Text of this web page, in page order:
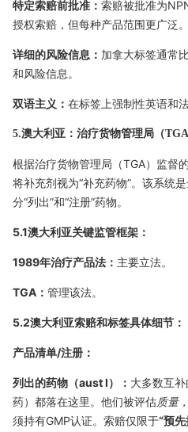
特定索赔前批准： 索赔被批准为
授权索赔，但每种产品范围更广泛。
详细的风险信息： 加拿大标签通常
和风险信息。
双语主义： 在标签上强制性英语和法
5.澳大利亚：治疗货物管理局（TGA
根据治疗货物管理局（TGA）监督
将补充剂视为“补充药物”。该系统
分“列出”和“注册”药物。
5.1澳大利亚关键监管框架：
1989年治疗产品法： 主要立法。
TGA： 管理该法。
5.2澳大利亚索赔和标签具体细节：
产品清单/注册：
列出的药物（aust l）： 大多数互
药）都落在这里。他们被评估质量
须持有GMP认证。索赔仅限于“预